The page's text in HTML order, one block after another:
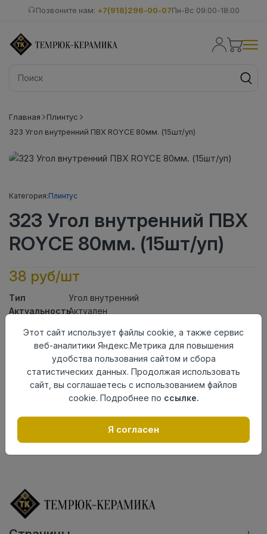
Позвоните нам: +7(918)296-00-07Пн-Вс 09:00-18:00
Главная
Плинтус
323 Угол внутренний ПВХ ROYCE 80мм. (15шт/уп)
Категория:Плинтус
323 Угол внутренний ПВХ
ROYCE 80мм. (15шт/уп)
38 руб/шт
Тип
Угол внутренний
АктуальностьАктуален
Осталось132 шт
Добавить в корзину
Внимание! Внешний вид товара может отличаться от
представленного на настоящем сайте. Проверяйте
Этот сайт использует файлы cookie, а также сервис
веб-аналитики Яндекс.Метрика для повышения
удобства пользования сайтом и сбора
статистических данных. Продолжая использовать
сайт, вы соглашаетесь с использованием файлов
cookie. Подробнее по ссылке.
Я согласен